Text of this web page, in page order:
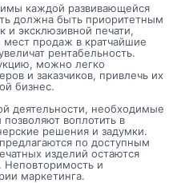
каждой развивающейся
должна быть приоритетным
и эксклюзивной печати,
продаж в кратчайшие
рентабельность.
можно легко
и заказчиков, привлечь их
бизнес.
деятельности, необходимые
воплотить в
решения и задумки.
по доступным
изделий остаются
и
маркетинга.